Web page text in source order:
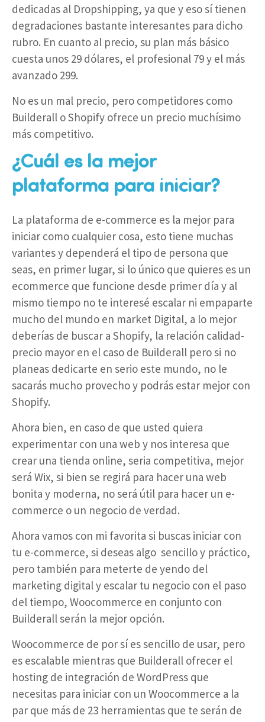
dedicadas al Dropshipping, ya que y eso sí tienen
degradaciones bastante interesantes para dicho
rubro. En cuanto al precio, su plan más básico
cuesta unos 29 dólares, el profesional 79 y el más
avanzado 299.
No es un mal precio, pero competidores como
Builderall o Shopify ofrece un precio muchísimo
más competitivo.
¿Cuál es la mejor
plataforma para iniciar?
La plataforma de e-commerce es la mejor para
iniciar como cualquier cosa, esto tiene muchas
variantes y dependerá el tipo de persona que
seas, en primer lugar, si lo único que quieres es un
ecommerce que funcione desde primer día y al
mismo tiempo no te interesé escalar ni empaparte
mucho del mundo en market Digital, a lo mejor
deberías de buscar a Shopify, la relación calidad-
precio mayor en el caso de Builderall pero si no
planeas dedicarte en serio este mundo, no le
sacarás mucho provecho y podrás estar mejor con
Shopify.
Ahora bien, en caso de que usted quiera
experimentar con una web y nos interesa que
crear una tienda online, seria competitiva, mejor
será Wix, si bien se regirá para hacer una web
bonita y moderna, no será útil para hacer un e-
commerce o un negocio de verdad.
Ahora vamos con mi favorita si buscas iniciar con
tu e-commerce, si deseas algo sencillo y práctico,
pero también para meterte de yendo del
marketing digital y escalar tu negocio con el paso
del tiempo, Woocommerce en conjunto con
Builderall serán la mejor opción.
Woocommerce de por sí es sencillo de usar, pero
es escalable mientras que Builderall ofrecer el
hosting de integración de WordPress que
necesitas para iniciar con un Woocommerce a la
par que más de 23 herramientas que te serán de